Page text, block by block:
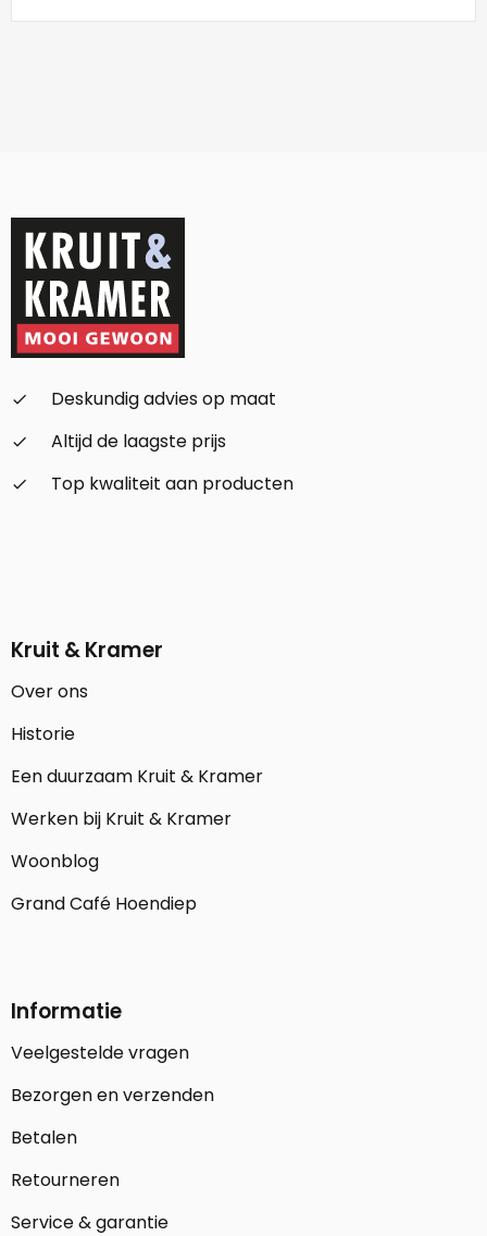
check_small
Deskundig advies op maat
check_small
Altijd de laagste prijs
check_small
Top kwaliteit aan producten
Kruit & Kramer
Over ons
Historie
Een duurzaam Kruit & Kramer
Werken bij Kruit & Kramer
Woonblog
Grand Café Hoendiep
Informatie
Veelgestelde vragen
Bezorgen en verzenden
Betalen
Retourneren
Service & garantie